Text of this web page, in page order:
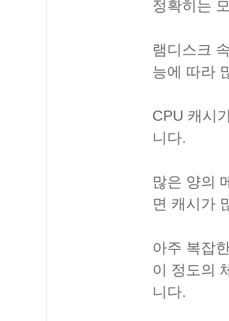
정확히는
램디스크
능에 따라
CPU 캐시
니다.
많은 양의
면 캐시가
아주 복잡
이 정도의
니다.